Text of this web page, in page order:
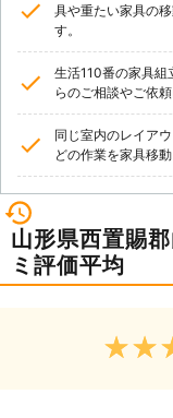
具や重たい家具の
す。
生活110番の家具組
らのご相談やご依
同じ室内のレイア
どの作業を家具移
山形県西置賜
ミ評価平均